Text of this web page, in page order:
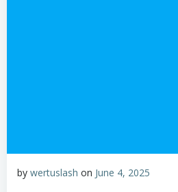
by wertuslash on June 4, 2025